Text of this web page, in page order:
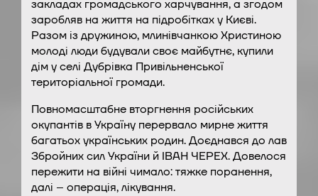
закладах громадського харчування, а згодом
заробляв на життя на підробітках у Києві.
Разом із дружиною, млинівчанкою Христиною
молоді люди будували своє майбутнє, купили
дім у селі Дубрівка Привільненської
територіальної громади.
Повномасштабне вторгнення російських
окупантів в Україну перервало мирне життя
багатьох українських родин. Доєднався до лав
Збройних сил України й ІВАН ЧЕРЕХ. Довелося
пережити на війні чимало: тяжке поранення,
далі – операція, лікування.